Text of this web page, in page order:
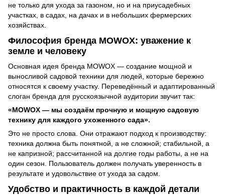
не только для ухода за газоном, но и на приусадебных
участках, в садах, на дачах и в небольших фермерских
хозяйствах.
Философия бренда MOWOX: уважение к
земле и человеку
Основная идея бренда MOWOX — создание мощной и
выносливой садовой техники для людей, которые бережно
относятся к своему участку. Переведённый и адаптированный
слоган бренда для русскоязычной аудитории звучит так:
«MOWOX — мы создаём прочную и мощную садовую
технику для каждого ухоженного сада».
Это не просто слова. Они отражают подход к производству:
техника должна быть понятной, а не сложной; стабильной, а
не капризной; рассчитанной на долгие годы работы, а не на
один сезон. Пользователь должен получать уверенность в
результате и удовольствие от ухода за садом.
Удобство и практичность в каждой детали